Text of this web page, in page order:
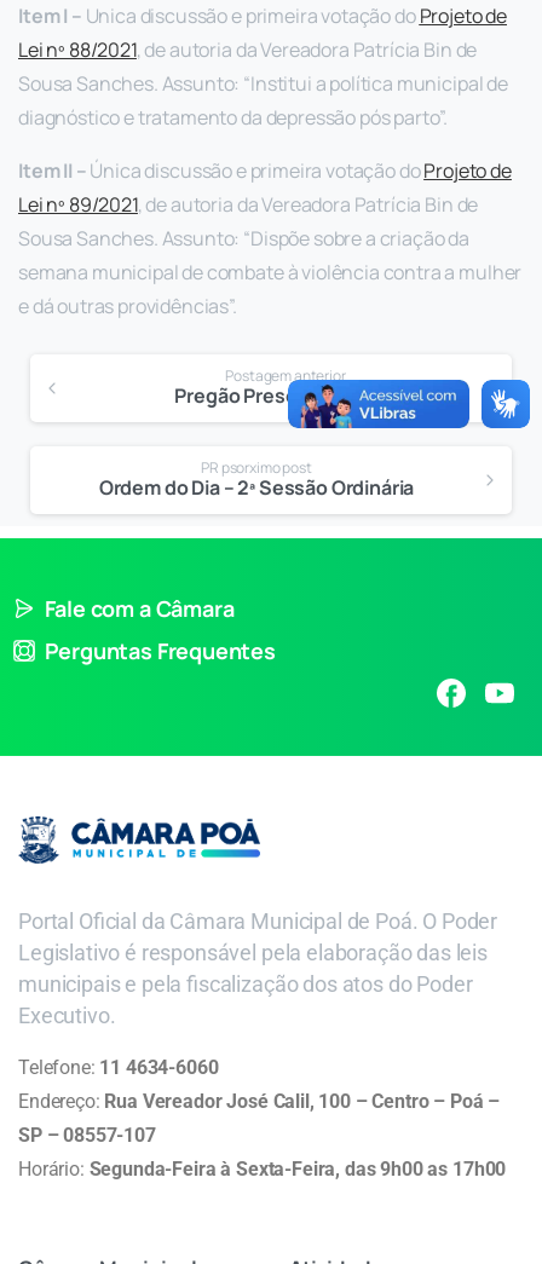
ItemI – Unica discussão e primeira votação doProjeto de
Lei nº 88/2021, de autoria da Vereadora Patrícia Bin de
Sousa Sanches. Assunto: “Institui a política municipal de
diagnóstico e tratamento da depressão pós parto”.
ItemII –Única discussão e primeira votação doProjeto de
Lei nº 89/2021, de autoria da Vereadora Patrícia Bin de
Sousa Sanches. Assunto: “Dispõe sobre a criação da
semana municipal de combate à violência contra a mulher
e dá outras providências”.
Postagem anterior
Pregão Presencial 04/21
PR psorximo post
Ordem do Dia – 2ª Sessão Ordinária
Fale com a Câmara
Perguntas Frequentes
Portal Oficial da Câmara Municipal de Poá. O Poder
Legislativo é responsável pela elaboração das leis
municipais e pela fiscalização dos atos do Poder
Executivo.
Telefone: 11 4634-6060
Endereço: Rua Vereador José Calil, 100 – Centro – Poá –
SP – 08557-107
Horário: Segunda-Feira à Sexta-Feira, das 9h00 as 17h00